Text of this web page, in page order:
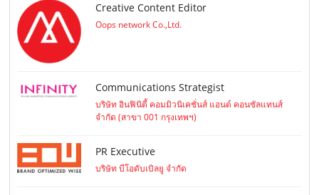
Creative Content Editor
Oops network Co.,Ltd.
Communications Strategist
บริษัท อินฟินิตี้ คอมมิวนิเคชั่นส์ แอนด์ คอนซัลแทนส์
จำกัด (สาขา 001 กรุงเทพฯ)
PR Executive
บริษัท บีโอดับเบิลยู จำกัด